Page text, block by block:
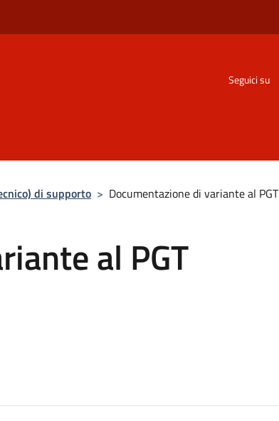
Seguici su
di supporto > Documentazione di variante al PGT
al PGT